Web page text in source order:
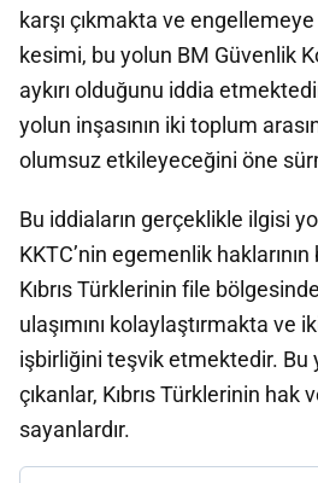
karşı çıkmakta ve
kesimi, bu yolun BM Güvenlik
aykırı olduğunu iddia
yolun inşasının iki toplum
olumsuz etkileyeceğini öne
Bu iddiaların gerçeklikle ilgisi
KKTC’nin egemenlik
Kıbrıs Türklerinin file
ulaşımını kolaylaştırmakta ve
işbirliğini teşvik etmektedir. Bu
çıkanlar, Kıbrıs Türklerinin hak
sayanlardır.